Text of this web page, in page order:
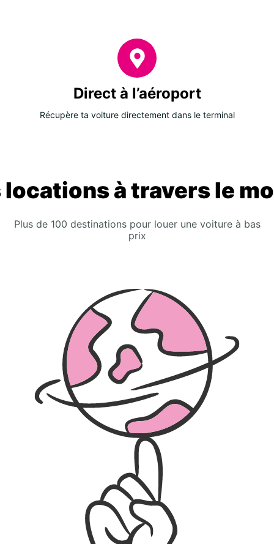
Direct à l’aéroport
Récupère ta voiture directement dans le terminal
locations à travers le
Plus de 100 destinations pour louer une voiture à bas
prix